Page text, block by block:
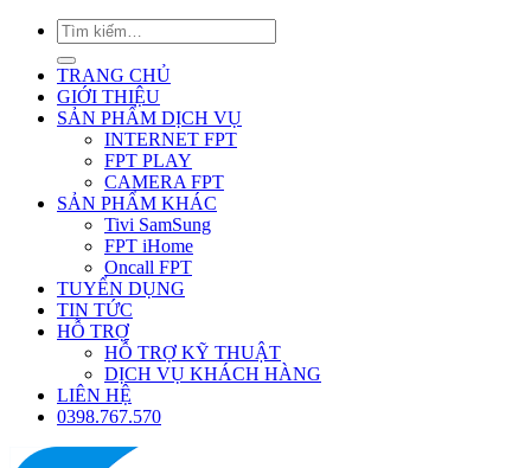
TRANG CHỦ
GIỚI THIỆU
SẢN PHẨM DỊCH VỤ
INTERNET FPT
FPT PLAY
CAMERA FPT
SẢN PHẨM KHÁC
Tivi SamSung
FPT iHome
Oncall FPT
TUYỂN DỤNG
TIN TỨC
HỖ TRỢ
HỖ TRỢ KỸ THUẬT
DỊCH VỤ KHÁCH HÀNG
LIÊN HỆ
0398.767.570